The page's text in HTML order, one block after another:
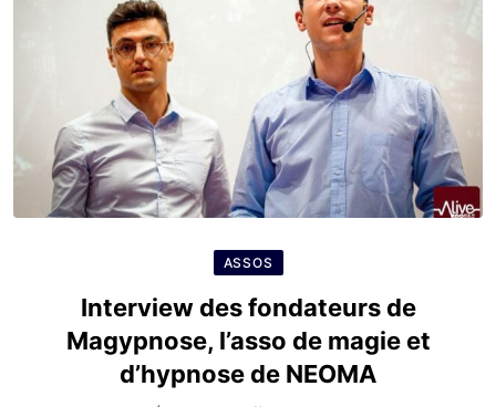
ASSOS
Interview des fondateurs de
Magypnose, l’asso de magie et
d’hypnose de NEOMA